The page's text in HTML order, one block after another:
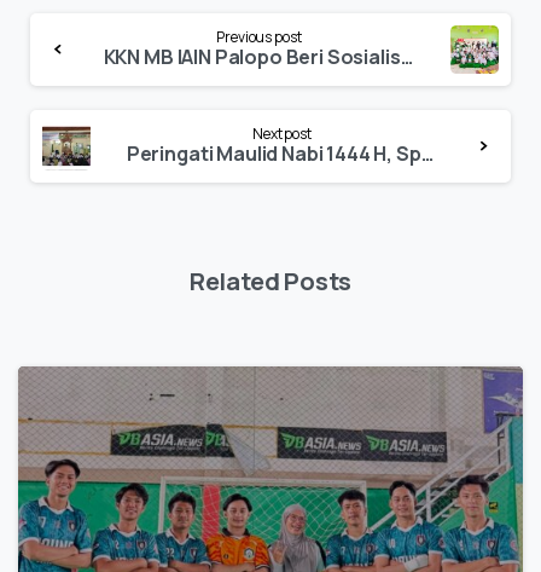
Reading
Previous post
KKN MB IAIN Palopo Beri Sosialisasi ke Madrasah Ibtidaiyah “Say No To Bullying”
Next post
Peringati Maulid Nabi 1444 H, Spirit Tingkatkan Kualitas Kerja dan Silaturahmi
Related Posts